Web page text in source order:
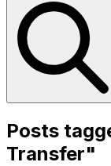
Posts
Transfer"